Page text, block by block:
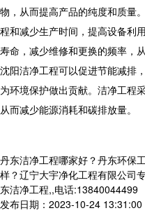
物，从而提高产品的纯度和质量
程和减少生产时间，提高设备利
寿命，减少维修和更换的频率，
沈阳洁净工程可以促进节能减排
为环境保护做出贡献。洁净工程
从而减少能源消耗和碳排放量。
丹东洁净工程哪家好？丹东环保
样？辽宁大宇净化工程有限公司
东洁净工程,,电话:13840044499
发布日期：2023-10-24 13:31:00